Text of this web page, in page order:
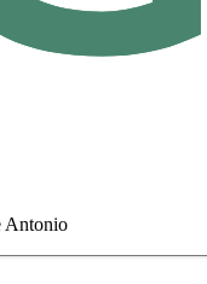
Antonio